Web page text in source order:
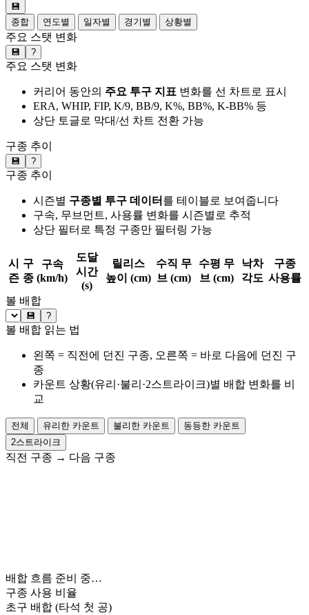
💾
종합
연도별 일자별 경기별 상황별
주요 스탯 변화
💾 ?
주요 스탯 변화
커리어 동안의 주요 투구 지표 변화를 선 차트로 표시
ERA, WHIP, FIP, K/9, BB/9, K%, BB%, K-BB% 등
상단 토글로 막대/선 차트 전환 가능
구종 추이
💾 ?
구종 추이
시즌별 구종별 투구 데이터 를 테이블로 보여줍니다
구속, 무브먼트, 사용률 변화를 시즌별로 추적
상단 필터로 특정 구종만 필터링 가능
시
즌
구
종
구속
(km/h)
도달
시간
(s)
릴리스
높이 (cm)
수직 무
브 (cm)
수평 무
브 (cm)
낙차
각도
구종
사용률
볼 배합
💾 ?
볼 배합 읽는 법
왼쪽 = 직전에 던진 구종, 오른쪽 = 바로 다음에 던진 구
종
카운트 상황(유리·불리·2스트라이크)별 배합 변화를 비
교
전체 유리한 카운트 불리한 카운트
동등한 카운트
2스트라이크
직전 구종 → 다음 구종
배합 흐름 준비 중…
구종 사용 비율
초구 배합 (타석 첫 공)